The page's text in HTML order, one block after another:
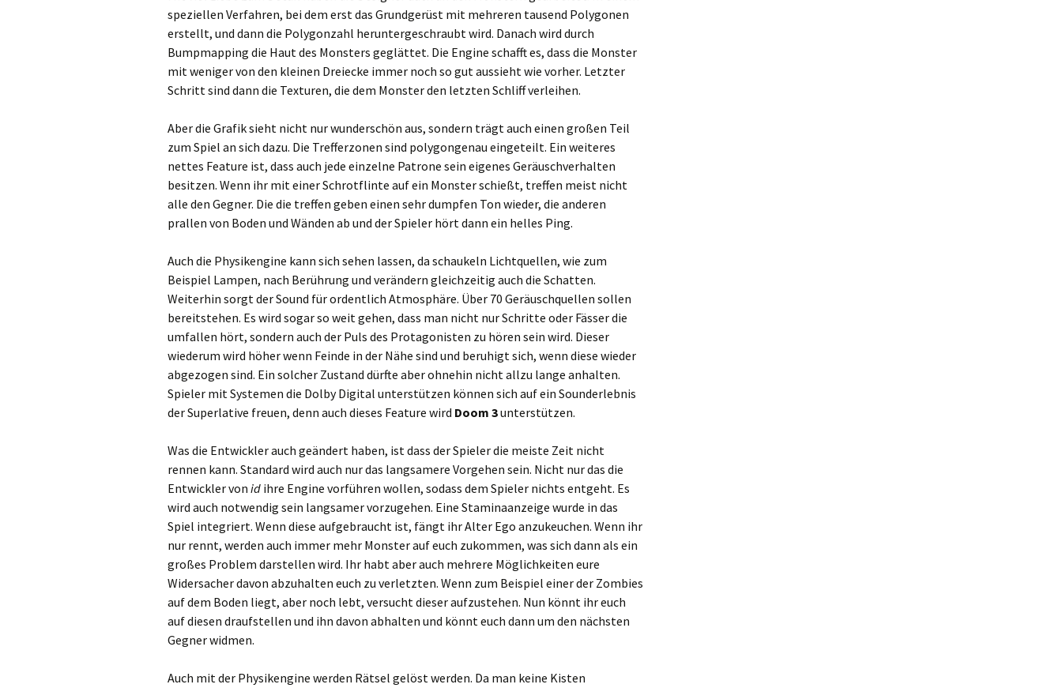
speziellen Verfahren, bei dem erst das Grundgerüst mit mehreren tausend Polygonen
erstellt, und dann die Polygonzahl heruntergeschraubt wird. Danach wird durch
Bumpmapping die Haut des Monsters geglättet. Die Engine schafft es, dass die Monster
mit weniger von den kleinen Dreiecke immer noch so gut aussieht wie vorher. Letzter
Schritt sind dann die Texturen, die dem Monster den letzten Schliff verleihen.
Aber die Grafik sieht nicht nur wunderschön aus, sondern trägt auch einen großen Teil
zum Spiel an sich dazu. Die Trefferzonen sind polygongenau eingeteilt. Ein weiteres
nettes Feature ist, dass auch jede einzelne Patrone sein eigenes Geräuschverhalten
besitzen. Wenn ihr mit einer Schrotflinte auf ein Monster schießt, treffen meist nicht
alle den Gegner. Die die treffen geben einen sehr dumpfen Ton wieder, die anderen
prallen von Boden und Wänden ab und der Spieler hört dann ein helles Ping.
Auch die Physikengine kann sich sehen lassen, da schaukeln Lichtquellen, wie zum
Beispiel Lampen, nach Berührung und verändern gleichzeitig auch die Schatten.
Weiterhin sorgt der Sound für ordentlich Atmosphäre. Über 70 Geräuschquellen sollen
bereitstehen. Es wird sogar so weit gehen, dass man nicht nur Schritte oder Fässer die
umfallen hört, sondern auch der Puls des Protagonisten zu hören sein wird. Dieser
wiederum wird höher wenn Feinde in der Nähe sind und beruhigt sich, wenn diese wieder
abgezogen sind. Ein solcher Zustand dürfte aber ohnehin nicht allzu lange anhalten.
Spieler mit Systemen die Dolby Digital unterstützen können sich auf ein Sounderlebnis
der Superlative freuen, denn auch dieses Feature wird Doom 3unterstützen.
Was die Entwickler auch geändert haben, ist dass der Spieler die meiste Zeit nicht
rennen kann. Standard wird auch nur das langsamere Vorgehen sein. Nicht nur das die
Entwickler von id ihre Engine vorführen wollen, sodass dem Spieler nichts entgeht. Es
wird auch notwendig sein langsamer vorzugehen. Eine Staminaanzeige wurde in das
Spiel integriert. Wenn diese aufgebraucht ist, fängt ihr Alter Ego anzukeuchen. Wenn ihr
nur rennt, werden auch immer mehr Monster auf euch zukommen, was sich dann als ein
großes Problem darstellen wird. Ihr habt aber auch mehrere Möglichkeiten eure
Widersacher davon abzuhalten euch zu verletzten. Wenn zum Beispiel einer der Zombies
auf dem Boden liegt, aber noch lebt, versucht dieser aufzustehen. Nun könnt ihr euch
auf diesen draufstellen und ihn davon abhalten und könnt euch dann um den nächsten
Gegner widmen.
Auch mit der Physikengine werden Rätsel gelöst werden. Da man keine Kisten